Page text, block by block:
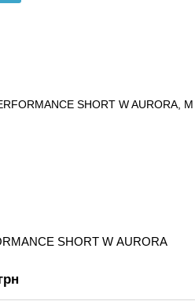
SHORT W AURORA